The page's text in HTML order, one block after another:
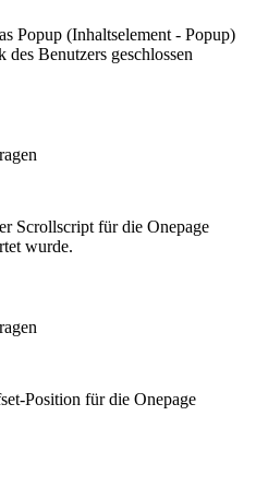
Popup (Inhaltselement - Popup)
Benutzers geschlossen
Scrollscript für die Onepage
wurde.
Position für die Onepage